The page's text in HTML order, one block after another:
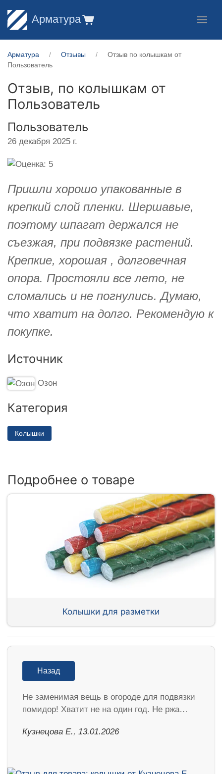
Арматура
Арматура Отзывы
Отзыв по колышкам от
Пользователь
Отзыв, по колышкам от
Пользователь
Пользователь
26 декабря 2025 г.
Пришли хорошо упакованные в
крепкий слой пленки. Шершавые,
поэтому шпагат держался не
съезжая, при подвязке растений.
Крепкие, хорошая , долговечная
опора. Простояли все лето, не
сломались и не погнулись. Думаю,
что хватит на долго. Рекомендую к
покупке.
Источник
Озон
Категория
Колышки
Подробнее о товаре
Колышки для разметки
Назад
Не заменимая вещь в огороде для подвязки
помидор! Хватит не на один год. Не ржа…
Кузнецова Е., 13.01.2026